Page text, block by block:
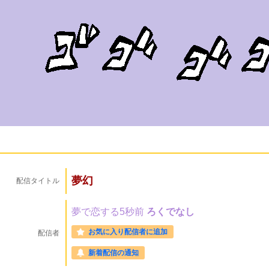
配信タイトル 夢幻
配信者
夢で恋する5秒前 ろくでなし
お気に入り配信者に追加
新着配信の通知